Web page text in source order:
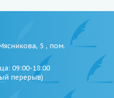
5 , пом.
: 09:00-18:00
перерыв)